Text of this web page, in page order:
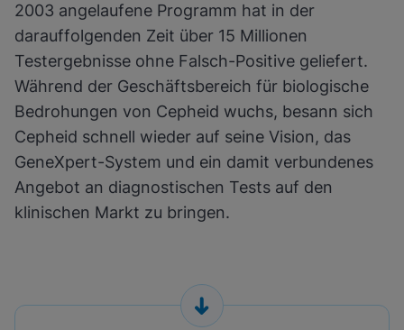
2003 angelaufene Programm hat in der
darauffolgenden Zeit über 15 Millionen
Testergebnisse ohne Falsch-Positive geliefert.
Während der Geschäftsbereich für biologische
Bedrohungen von Cepheid wuchs, besann sich
Cepheid schnell wieder auf seine Vision, das
GeneXpert-System und ein damit verbundenes
Angebot an diagnostischen Tests auf den
klinischen Markt zu bringen.